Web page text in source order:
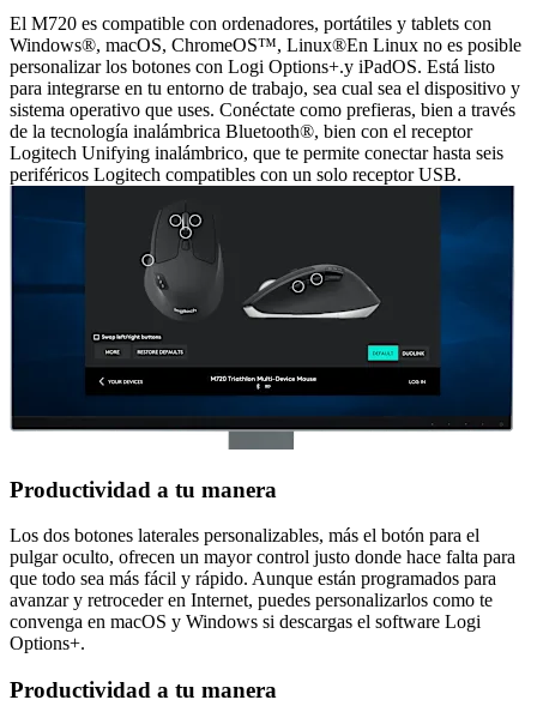
El M720 es compatible con ordenadores, portátiles y tablets con
Windows®, macOS, ChromeOS™, Linux®En Linux no es posible
personalizar los botones con Logi Options+.y iPadOS. Está listo
para integrarse en tu entorno de trabajo, sea cual sea el dispositivo y
sistema operativo que uses. Conéctate como prefieras, bien a través
de la tecnología inalámbrica Bluetooth®, bien con el receptor
Logitech Unifying inalámbrico, que te permite conectar hasta seis
periféricos Logitech compatibles con un solo receptor USB.
Productividad a tu manera
Los dos botones laterales personalizables, más el botón para el
pulgar oculto, ofrecen un mayor control justo donde hace falta para
que todo sea más fácil y rápido. Aunque están programados para
avanzar y retroceder en Internet, puedes personalizarlos como te
convenga en macOS y Windows si descargas el software Logi
Options+.
Productividad a tu manera